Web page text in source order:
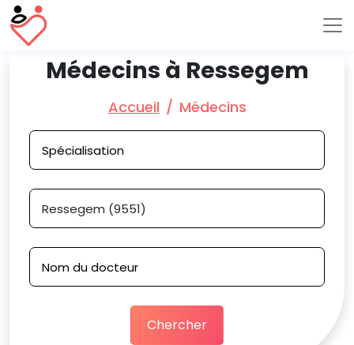
Médecins à Ressegem
Accueil Médecins
Chercher